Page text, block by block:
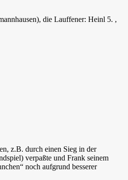
die Lauffener: Heinl 5. ,
z.B. durch einen Sieg in der
verpaßte und Frank seinem
noch aufgrund besserer